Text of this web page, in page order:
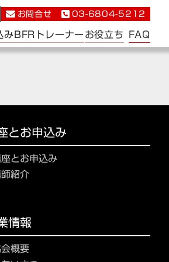
お問合せ 03-6804-5212
BFRトレーナーお役立ち FAQ
とお申込み
とお申込み
紹介
情報
概要